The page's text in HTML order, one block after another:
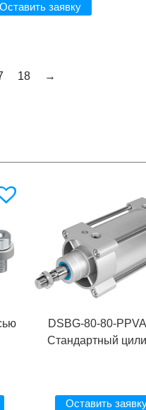
Оставить заявку
18 →
DSBG-80-80-
Стандартный
Оставить